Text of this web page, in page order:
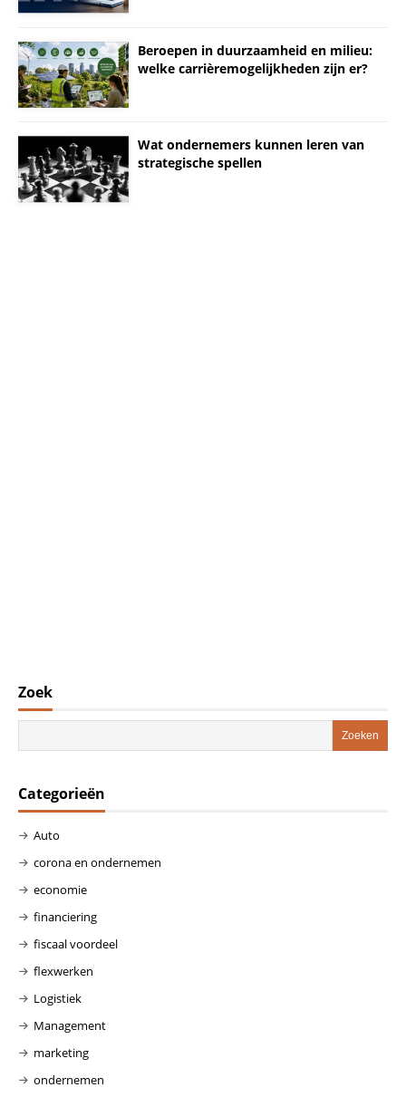
Beroepen in duurzaamheid en milieu:
welke carrièremogelijkheden zijn er?
Wat ondernemers kunnen leren van
strategische spellen
Zoek
Categorieën
Auto
corona en ondernemen
economie
financiering
fiscaal voordeel
flexwerken
Logistiek
Management
marketing
ondernemen